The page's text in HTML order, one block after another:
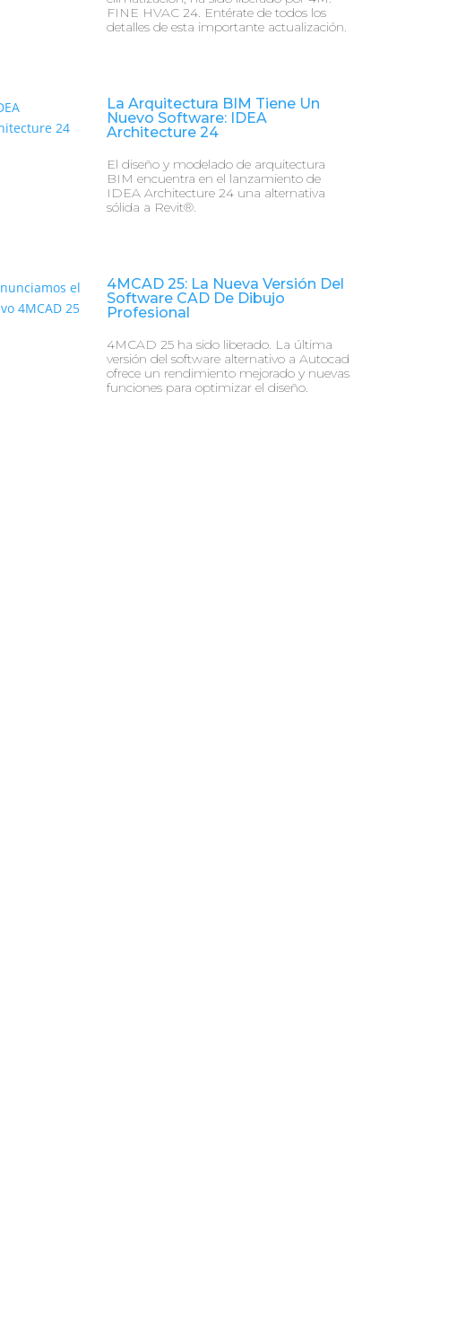
FINE HVAC 24. Entérate de todos los
detalles de esta importante actualización.
La Arquitectura BIM Tiene Un
Nuevo Software: IDEA
Architecture 24
El diseño y modelado de arquitectura
BIM encuentra en el lanzamiento de
IDEA Architecture 24 una alternativa
sólida a Revit®.
4MCAD 25: La Nueva Versión Del
Software CAD De Dibujo
Profesional
4MCAD 25 ha sido liberado. La última
versión del software alternativo a Autocad
ofrece un rendimiento mejorado y nuevas
funciones para optimizar el diseño.